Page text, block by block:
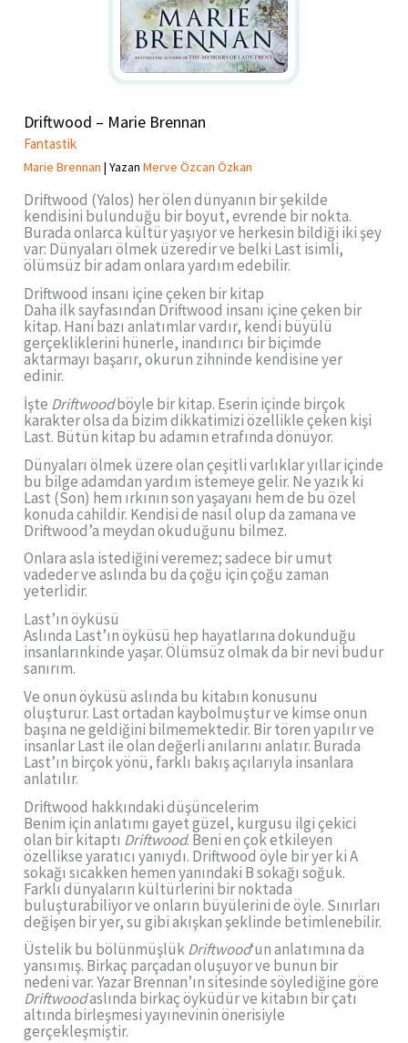
Driftwood – Marie Brennan
Fantastik
Marie Brennan | Yazan Merve Özcan Özkan
Driftwood (Yalos) her ölen dünyanın bir şekilde
kendisini bulunduğu bir boyut, evrende bir nokta.
Burada onlarca kültür yaşıyor ve herkesin bildiği iki şey
var: Dünyaları ölmek üzeredir ve belki Last isimli,
ölümsüz bir adam onlara yardım edebilir.
Driftwood insanı içine çeken bir kitap
Daha ilk sayfasından Driftwood insanı içine çeken bir
kitap. Hani bazı anlatımlar vardır, kendi büyülü
gerçekliklerini hünerle, inandırıcı bir biçimde
aktarmayı başarır, okurun zihninde kendisine yer
edinir.
İşte Driftwoodböyle bir kitap. Eserin içinde birçok
karakter olsa da bizim dikkatimizi özellikle çeken kişi
Last. Bütün kitap bu adamın etrafında dönüyor.
Dünyaları ölmek üzere olan çeşitli varlıklar yıllar içinde
bu bilge adamdan yardım istemeye gelir. Ne yazık ki
Last (Son) hem ırkının son yaşayanı hem de bu özel
konuda cahildir. Kendisi de nasıl olup da zamana ve
Driftwood’a meydan okuduğunu bilmez.
Onlara asla istediğini veremez; sadece bir umut
vadeder ve aslında bu da çoğu için çoğu zaman
yeterlidir.
Last’ın öyküsü
Aslında Last’ın öyküsü hep hayatlarına dokunduğu
insanlarınkinde yaşar. Ölümsüz olmak da bir nevi budur
sanırım.
Ve onun öyküsü aslında bu kitabın konusunu
oluşturur. Last ortadan kaybolmuştur ve kimse onun
başına ne geldiğini bilmemektedir. Bir tören yapılır ve
insanlar Last ile olan değerli anılarını anlatır. Burada
Last’ın birçok yönü, farklı bakış açılarıyla insanlara
anlatılır.
Driftwood hakkındaki düşüncelerim
Benim için anlatımı gayet güzel, kurgusu ilgi çekici
olan bir kitaptı Driftwood. Beni en çok etkileyen
özellikse yaratıcı yanıydı. Driftwood öyle bir yer ki A
sokağı sıcakken hemen yanındaki B sokağı soğuk.
Farklı dünyaların kültürlerini bir noktada
buluşturabiliyor ve onların büyülerini de öyle. Sınırları
değişen bir yer, su gibi akışkan şeklinde betimlenebilir.
Üstelik bu bölünmüşlükDriftwood‘un anlatımına da
yansımış. Birkaç parçadan oluşuyor ve bunun bir
nedeni var. Yazar Brennan’ın sitesinde söylediğine göre
Driftwoodaslında birkaç öyküdür ve kitabın bir çatı
altında birleşmesi yayınevinin önerisiyle
gerçekleşmiştir.